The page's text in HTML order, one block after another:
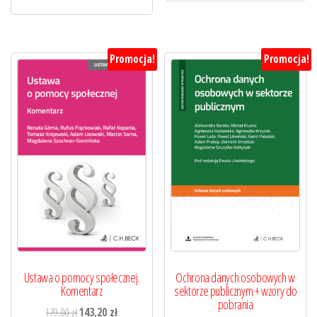
Promocja!
Ustawa o pomocy społecznej.
Komentarz
179,00złPierwotna
143,20 złAktualna
Promocja!
Ochrona danych osobowych w
sektorze publicznym + wzory do
pobrania